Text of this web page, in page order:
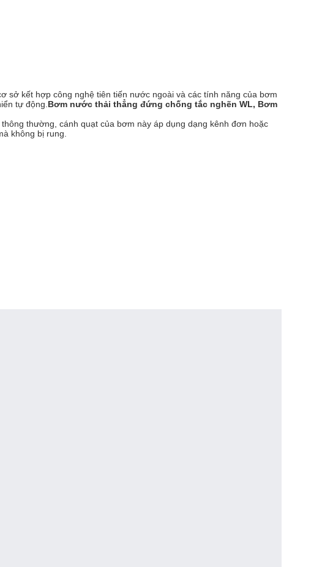
sở kết hợp công nghệ tiên tiến nước ngoài và các tính năng của bơm
tự động. Bơm nước thải thẳng đứng chống tắc nghẽn WL, Bơm
thường, cánh quạt của bơm này áp dụng dạng kênh đơn hoặc
không bị rung.